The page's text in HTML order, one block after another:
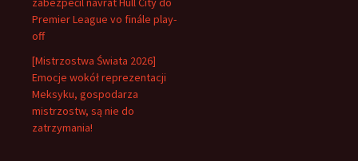
Premier League vo finále play-
off
[Mistrzostwa Świata 2026]
Emocje wokół reprezentacji
Meksyku, gospodarza
mistrzostw, są nie do
zatrzymania!